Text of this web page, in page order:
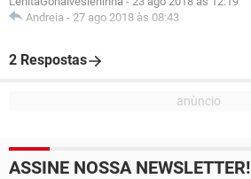
Andreia - 27 ago 2018 às 08:43
2 Respostas
ASSINE NOSSA NEWSLETTER!